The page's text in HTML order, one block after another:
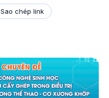
Sao chép link